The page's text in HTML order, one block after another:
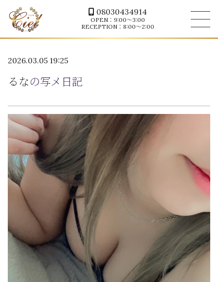
08030434914
OPEN：9:00～3:00
RECEPTION：8:00～2:00
2026.03.05 19:25
るなの写メ日記